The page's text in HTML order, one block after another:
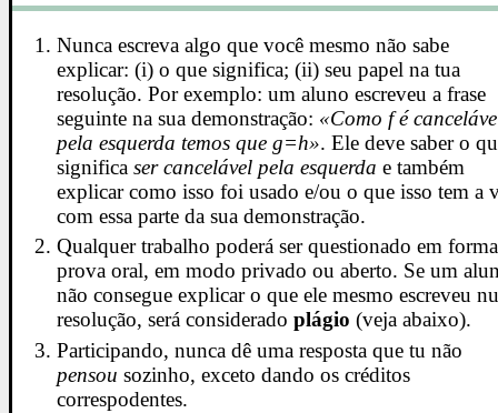
Nunca escreva algo que você mesmo não sabe
explicar: (i) o que significa; (ii) seu papel na tua
resolução. Por exemplo: um aluno escreveu a frase
seguinte na sua demonstração: «Como f é
pela esquerda temos que g=h». Ele deve saber o
significaser cancelável pela esquerda e também
explicar como isso foi usado e/ou o que isso tem a
com essa parte da sua demonstração.
Qualquer trabalho poderá ser questionado em
prova oral, em modo privado ou aberto. Se um
não consegue explicar o que ele mesmo escreveu
resolução, será consideradoplágio (veja abaixo).
Participando, nunca dê uma resposta que tu não
pensou sozinho, exceto dando os créditos
correspodentes.